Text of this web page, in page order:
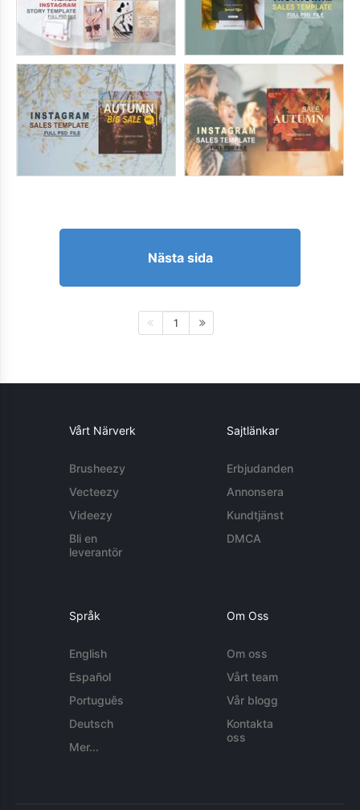
Nästa sida
1
Vårt Närverk
Brusheezy
Vecteezy
Videezy
Bli en
leverantör
Sajtlänkar
Erbjudanden
Annonsera
Kundtjänst
DMCA
Språk
English
Español
Português
Deutsch
Mer...
Om Oss
Om oss
Vårt team
Vår blogg
Kontakta
oss